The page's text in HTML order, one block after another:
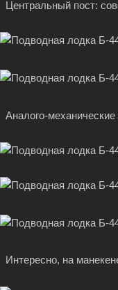
Центральный пост:
Аналого-
Интересно, на